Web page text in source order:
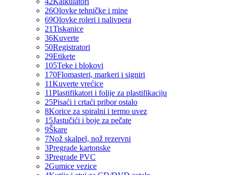
26Olovke tehničke i mine
69Olovke roleri i nalivpera
21Tiskanice
36Kuverte
50Registratori
29Etikete
105Teke i blokovi
170Flomasteri, markeri i signiri
11Kuverte vrećice
11Plastifikatori i folije za plastifikaciju
25Pisaći i crtaći pribor ostalo
8Korice za spiralni i termo uvez
15Jastučići i boje za pečate
9Škare
7Nož skalpel, nož rezervni
3Pregrade kartonske
3Pregrade PVC
2Gumice vezice